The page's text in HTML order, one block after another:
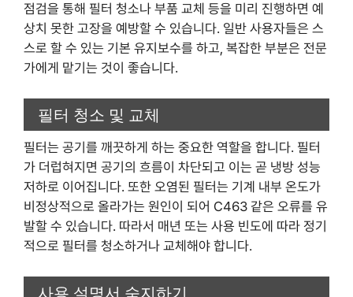
점검을 통해 필터 청소나 부품 교체 등을 미리 진행하면 예
상치 못한 고장을 예방할 수 있습니다. 일반 사용자들은 스
스로 할 수 있는 기본 유지보수를 하고, 복잡한 부분은 전문
가에게 맡기는 것이 좋습니다.
필터 청소 및 교체
필터는 공기를 깨끗하게 하는 중요한 역할을 합니다. 필터
가 더럽혀지면 공기의 흐름이 차단되고 이는 곧 냉방 성능
저하로 이어집니다. 또한 오염된 필터는 기계 내부 온도가
비정상적으로 올라가는 원인이 되어 C463 같은 오류를 유
발할 수 있습니다. 따라서 매년 또는 사용 빈도에 따라 정기
적으로 필터를 청소하거나 교체해야 합니다.
사용 설명서 숙지하기